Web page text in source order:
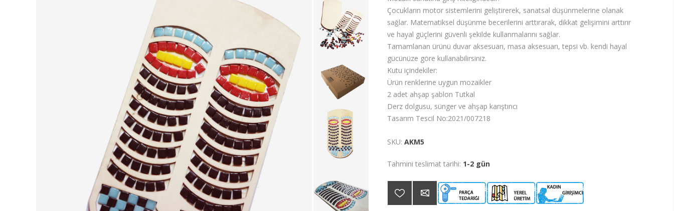
Çocukların motor sistemlerini geliştirerek, sanatsal düşünmelerine olanak
sağlar. Matematiksel düşünme becerilerini arttırarak, dikkat gelişimini arttırır
ve hayal güçlerini güvenli şekilde kullanmalarını sağlar.
Tamamlanan ürünü duvar aksesuarı, masa aksesuarı, tepsi vb. kendi hayal
gücünüze göre kullanabilirsiniz.
Kutu içindekiler:
Ürün renklerine uygun mozaikler
2 adet ahşap şablon Tutkal
Derz dolgusu, sünger ve ahşap karıştırıcı
Tasarım Tescil No:2021/007218
SKU: AKM5
Tahmini teslimat tarihi: 1-2 gün